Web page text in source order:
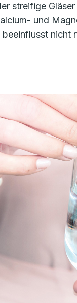
streifige
und